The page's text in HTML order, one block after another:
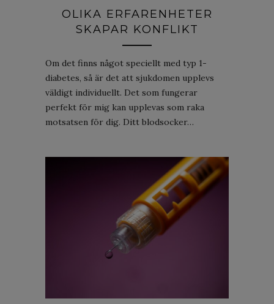
OLIKA ERFARENHETER
SKAPAR KONFLIKT
Om det finns något speciellt med typ 1-
diabetes, så är det att sjukdomen upplevs
väldigt individuellt. Det som fungerar
perfekt för mig kan upplevas som raka
motsatsen för dig. Ditt blodsocker…